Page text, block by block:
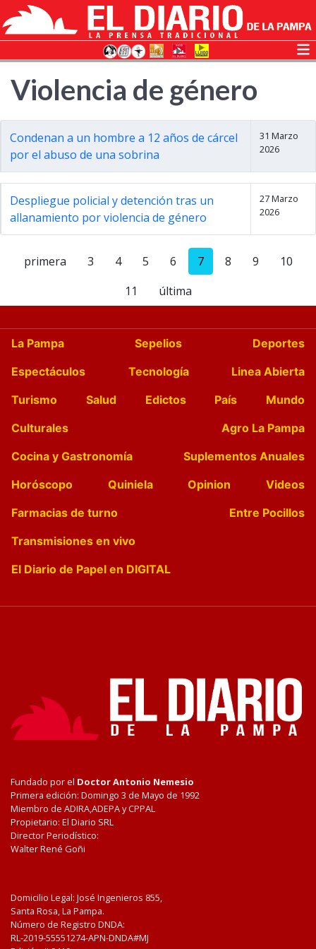
Violencia de género
Condenan a un hombre a 12 años de cárcel
por el abuso de una sobrina
31 Marzo
2026
Despliegue policial y detención tras un
allanamiento por violencia de género
27 Marzo
2026
primera 3 4 5 6 7 8 9
10
11
última
La Pampa Sepelios
Deportes
Espectáculos
Tecnología
Linea Abierta
Turismo
Salud Edictos País
Mundo
Culturales
Agro La Pampa
Cocina y Gastronomía
Suplementos Anuales
Horóscopo
Quiniela Opinion
Videos
Farmacias de turno
Entre Pocillos
Transmisiones en vivo
El Diario de Papel en DIGITAL
Fundado por el Doctor Antonio Nemesio
Primera edición: Domingo 3 de Mayo de 1992
Miembro de ADIRA,ADEPA y CPPAL
Propietario: El Diario SRL
Director Periodístico:
Walter René Goñi
Domicilio Legal: José Ingenieros 855,
Santa Rosa, La Pampa.
Número de Registro DNDA:
RL-2019-55551274-APN-DNDA#MJ